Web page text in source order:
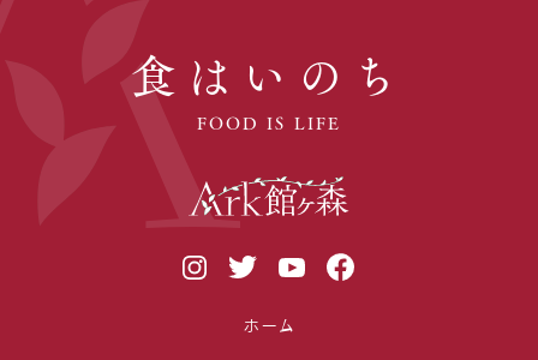
食はいのち
FOOD IS LIFE
ホーム